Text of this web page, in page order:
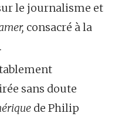
le journalisme et
consacré à la
sans doute
de Philip